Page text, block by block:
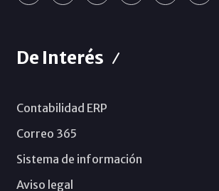
De Interés
Contabilidad ERP
Correo 365
Sistema de información
Aviso legal